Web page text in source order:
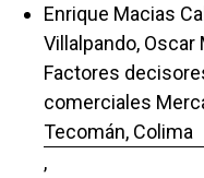
Enrique Macias
Villalpando, Oscar
Factores
comerciales
Tecomán, Colima
,